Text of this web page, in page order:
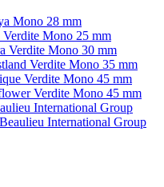
Mono 28 mm
Mono 25 mm
Verdite Mono 30 mm
Verdite Mono 35 mm
Verdite Mono 45 mm
Verdite Mono 45 mm
International Group
International Group